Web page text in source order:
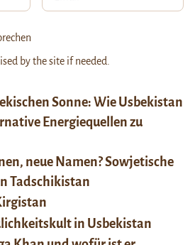
Sonne: Wie Usbekistan
Energiequellen zu
neue Namen? Sowjetische
Tadschikistan
in Usbekistan
by the site if needed.